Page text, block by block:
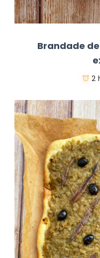
Brandade
2